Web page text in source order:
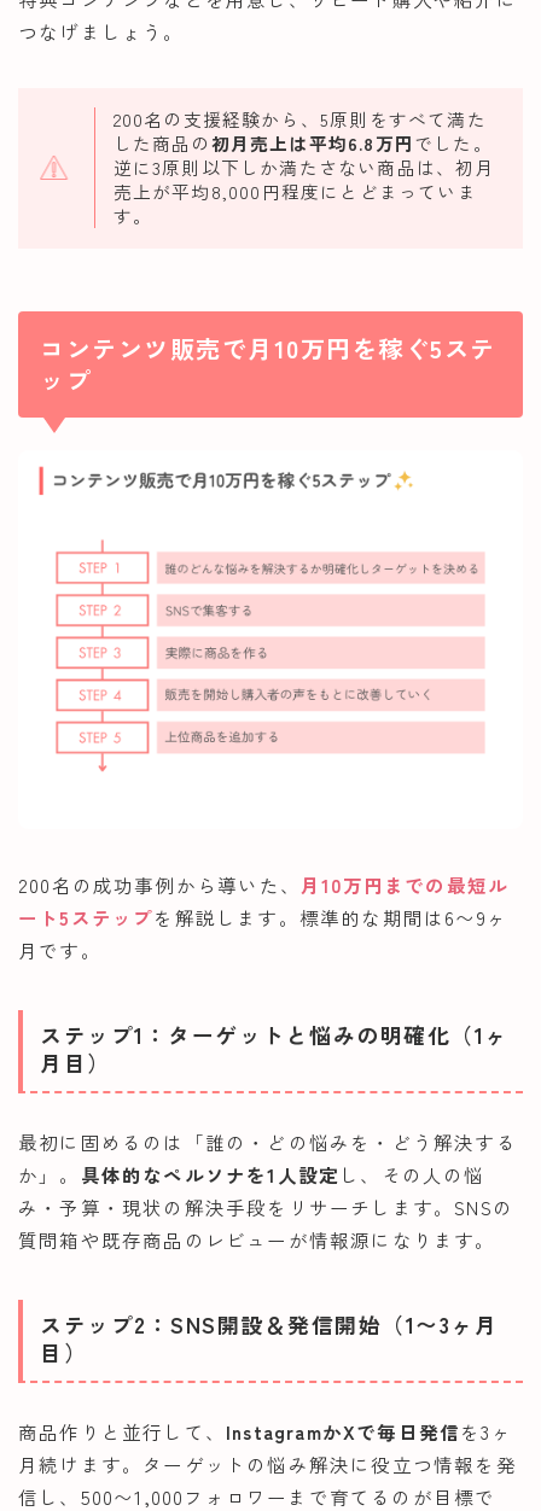
つなげましょう。
200名の支援経験から、5原則をすべて満た
した商品の初月売上は平均6.8万円でした。
逆に3原則以下しか満たさない商品は、初月
売上が平均8,000円程度にとどまっていま
す。
コンテンツ販売で月10万円を稼ぐ5ステ
ップ
200名の成功事例から導いた、 月10万円までの最短ル
ート5ステップを解説します。標準的な期間は6〜9ヶ
月です。
ステップ1：ターゲットと悩みの明確化（1ヶ
月目）
最初に固めるのは「誰の・どの悩みを・どう解決する
か」。 具体的なペルソナを1人設定 し、その人の悩
み・予算・現状の解決手段をリサーチします。SNSの
質問箱や既存商品のレビューが情報源になります。
ステップ2：SNS開設＆発信開始（1〜3ヶ月
目）
商品作りと並行して、 InstagramかXで毎日発信を3ヶ
月続けます。ターゲットの悩み解決に役立つ情報を発
信し、500〜1,000フォロワーまで育てるのが目標で